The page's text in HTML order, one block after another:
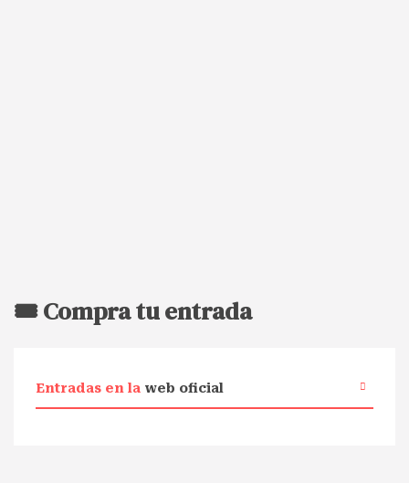
🎟️ Compra tu entrada
Entradas en la web oficial